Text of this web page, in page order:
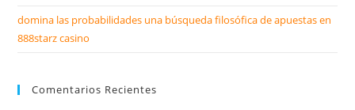
domina las probabilidades una búsqueda filosófica de apuestas en
888starz casino
Comentarios Recientes